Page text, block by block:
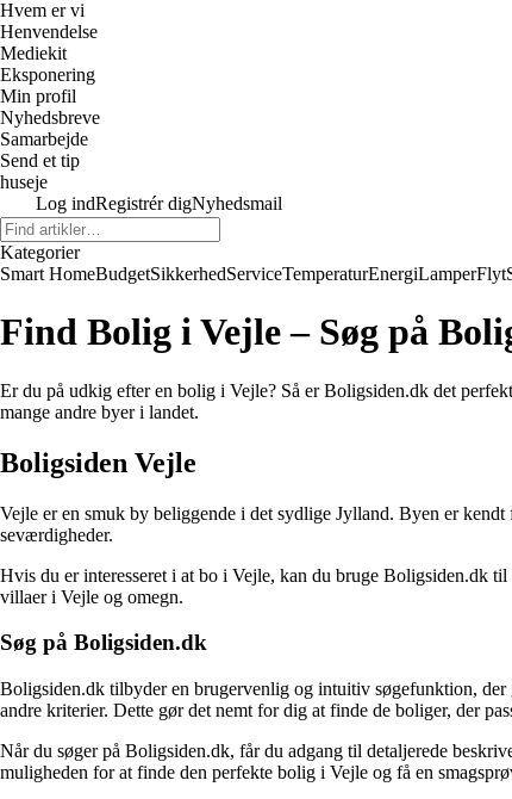
Hvem er vi
Henvendelse
Mediekit
Eksponering
Min profil
Nyhedsbreve
Samarbejde
Send et tip
huseje
Log indRegistrér digNyhedsmail
Kategorier
Smart HomeBudgetSikkerhedServiceTemperaturEnergiLamperFlyt
Find Bolig i Vejle – Søg på
Er du på udkig efter en bolig i Vejle? Så er Boligsiden.dk det
mange andre byer i landet.
Boligsiden Vejle
Vejle er en smuk by beliggende i det sydlige Jylland. Byen er
seværdigheder.
Hvis du er interesseret i at bo i Vejle, kan du bruge Boligsiden.dk
villaer i Vejle og omegn.
Søg på Boligsiden.dk
Boligsiden.dk tilbyder en brugervenlig og intuitiv søgefunktion,
andre kriterier. Dette gør det nemt for dig at finde de boliger, der
Når du søger på Boligsiden.dk, får du adgang til detaljerede
muligheden for at finde den perfekte bolig i Vejle og få en